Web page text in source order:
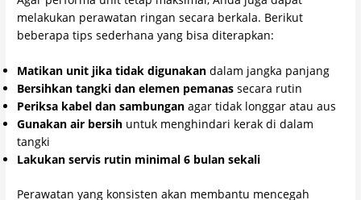
melakukan perawatan ringan secara berkala. Berikut
beberapa tips sederhana yang bisa diterapkan:
Matikan unit jika tidak digunakan dalam jangka panjang
Bersihkan tangki dan elemen pemanas secara rutin
Periksa kabel dan sambungan agar tidak longgar atau aus
Gunakan air bersih untuk menghindari kerak di dalam
tangki
Lakukan servis rutin minimal 6 bulan sekali
Perawatan yang konsisten akan membantu mencegah